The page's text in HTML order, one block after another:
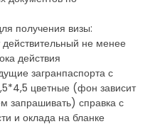
получения визы:
не менее
действия
загранпаспорта с
цветные (фон зависит
запрашивать) справка с
и оклада на бланке